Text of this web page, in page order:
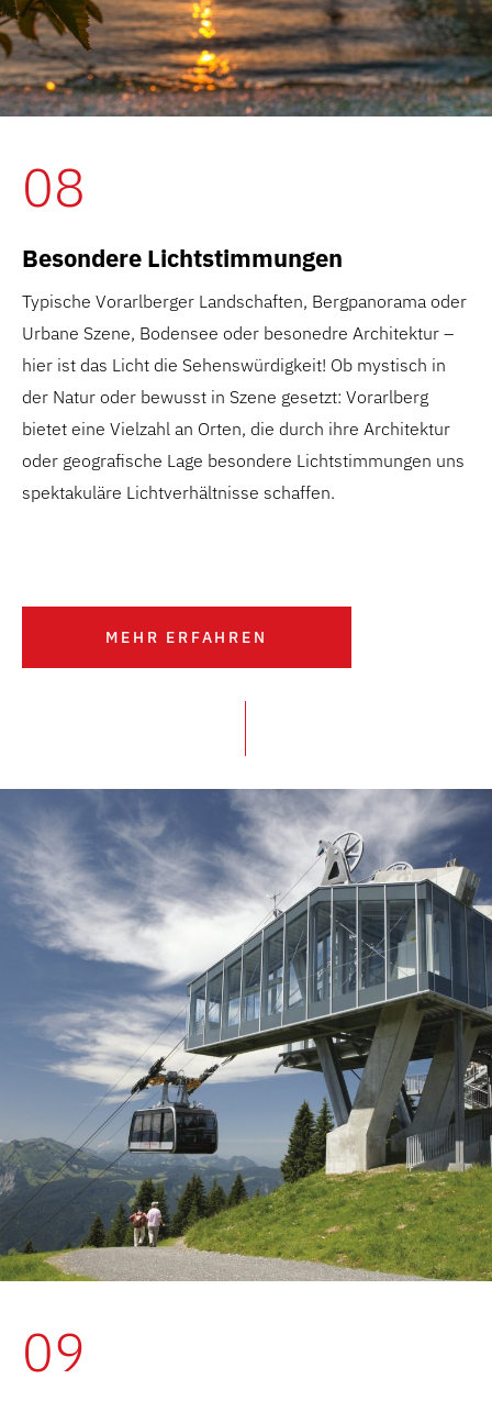
08
Besondere Lichtstimmungen
Typische Vorarlberger Landschaften, Bergpanorama oder
Urbane Szene, Bodensee oder besonedre Architektur –
hier ist das Licht die Sehenswürdigkeit! Ob mystisch in
der Natur oder bewusst in Szene gesetzt: Vorarlberg
bietet eine Vielzahl an Orten, die durch ihre Architektur
oder geografische Lage besondere Lichtstimmungen uns
spektakuläre Lichtverhältnisse schaffen.
MEHR ERFAHREN
09